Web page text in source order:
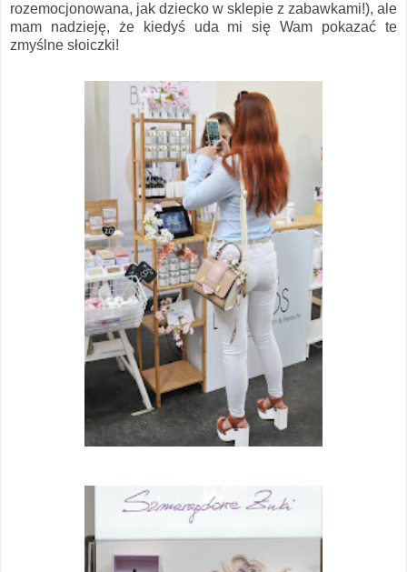
rozemocjonowana, jak dziecko w sklepie z zabawkami!), ale
mam nadzieję, że kiedyś uda mi się Wam pokazać te
zmyślne słoiczki!